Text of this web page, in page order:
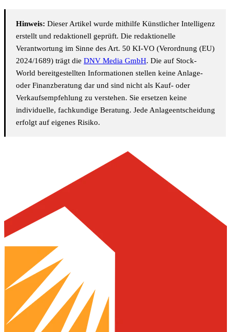
Hinweis: Dieser Artikel wurde mithilfe Künstlicher Intelligenz
erstellt und redaktionell geprüft. Die redaktionelle
Verantwortung im Sinne des Art. 50 KI-VO (Verordnung (EU)
2024/1689) trägt die DNV Media GmbH. Die auf Stock-
World bereitgestellten Informationen stellen keine Anlage-
oder Finanzberatung dar und sind nicht als Kauf- oder
Verkaufsempfehlung zu verstehen. Sie ersetzen keine
individuelle, fachkundige Beratung. Jede Anlageentscheidung
erfolgt auf eigenes Risiko.